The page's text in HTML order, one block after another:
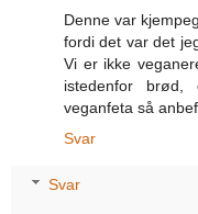
Denne var
fordi det var det
Vi er ikke
istedenfor
veganfeta så
Svar
Svar